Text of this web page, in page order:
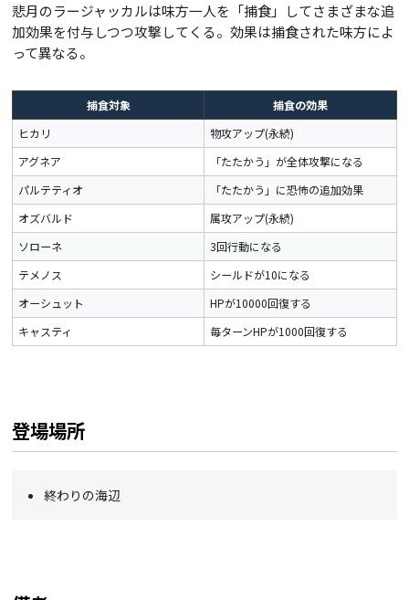
悲月のラージャッカルは味方一人を「捕食」してさまざまな追
加効果を付与しつつ攻撃してくる。効果は捕食された味方によ
って異なる。
捕食対象
捕食の効果
ヒカリ
物攻アップ(永続)
アグネア
「たたかう」が全体攻撃になる
パルテティオ
「たたかう」に恐怖の追加効果
オズバルド
属攻アップ(永続)
ソローネ
3回行動になる
テメノス
シールドが10になる
オーシュット
HPが10000回復する
キャスティ
毎ターンHPが1000回復する
登場場所
終わりの海辺